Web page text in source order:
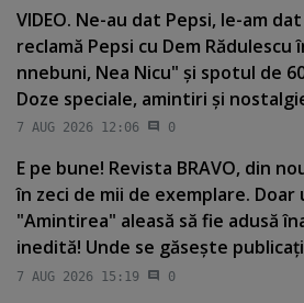
VIDEO. Ne-au dat Pepsi, le-am
reclamă Pepsi cu Dem Rădulescu
nnebuni, Nea Nicu" şi spotul de
Doze speciale, amintiri şi nostalgie
7 AUG 2026 12:06 0
E pe bune! Revista BRAVO, din
în zeci de mii de exemplare. Doar
"Amintirea" aleasă să fie adusă
inedită! Unde se găseşte publicaţia
7 AUG 2026 15:19 0